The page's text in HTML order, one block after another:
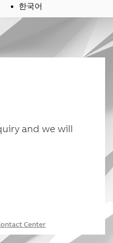
한국어
and we will
Center